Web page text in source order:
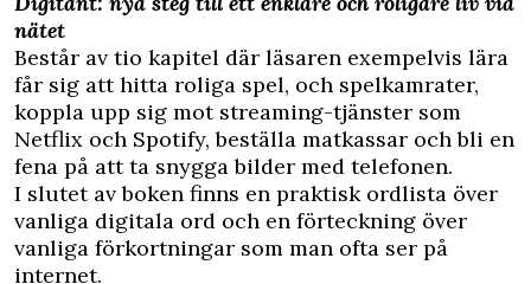
nätet
Består av tio kapitel där läsaren exempelvis lära
får sig att hitta roliga spel, och spelkamrater,
koppla upp sig mot streaming-tjänster som
Netflix och Spotify, beställa matkassar och bli en
fena på att ta snygga bilder med telefonen.
I slutet av boken finns en praktisk ordlista över
vanliga digitala ord och en förteckning över
vanliga förkortningar som man ofta ser på
internet.